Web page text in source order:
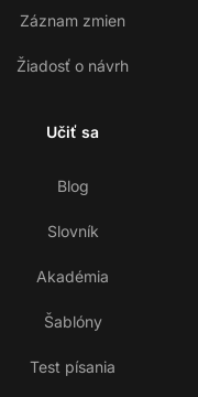
Záznam zmien
Žiadosť o návrh
Učiť sa
Blog
Slovník
Akadémia
Šablóny
Test písania